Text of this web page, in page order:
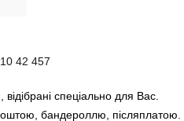
42 457
спеціально для Вас.
бандероллю, післяплатою.